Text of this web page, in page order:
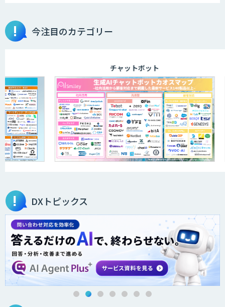
今注目のカテゴリー
チャットボット
DXトピックス